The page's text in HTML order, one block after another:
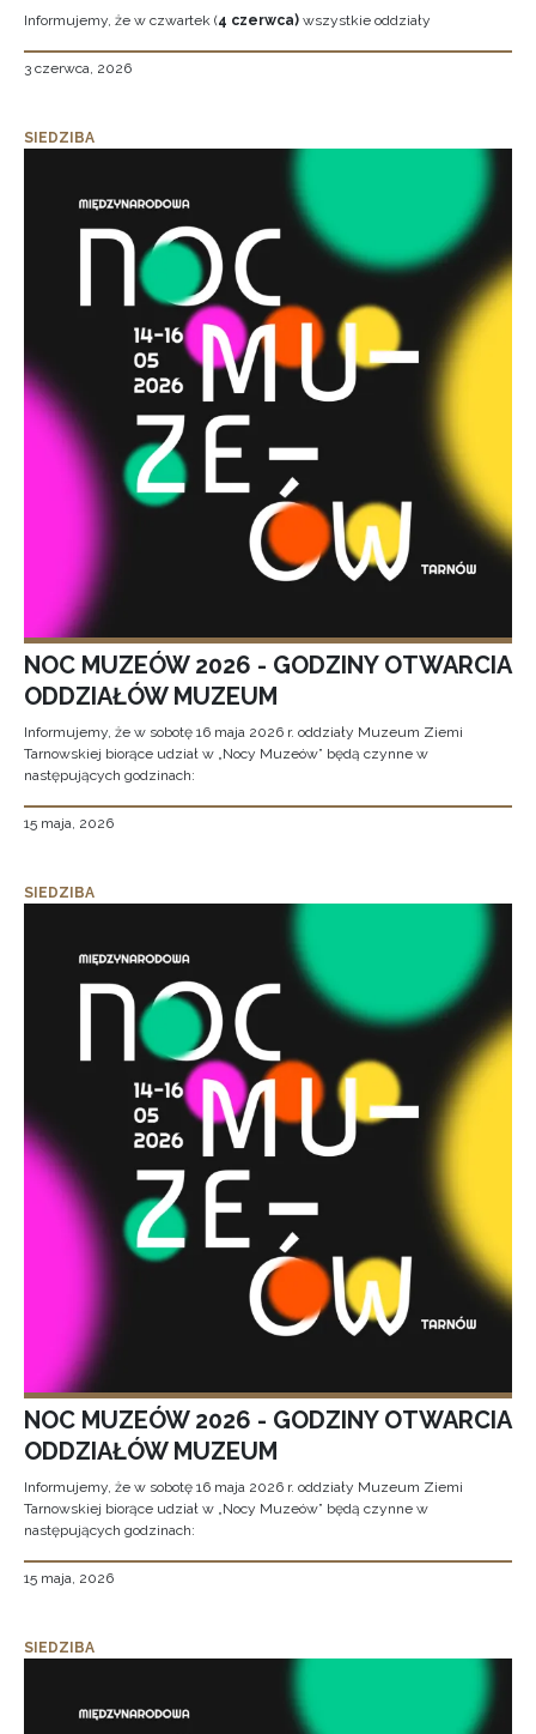
Informujemy, że w czwartek (4 czerwca) wszystkie oddziały
3 czerwca, 2026
SIEDZIBA
NOC MUZEÓW 2026 - GODZINY OTWARCIA
ODDZIAŁÓW MUZEUM
Informujemy, że w sobotę 16 maja 2026 r. oddziały Muzeum Ziemi
Tarnowskiej biorące udział w „Nocy Muzeów” będą czynne w
następujących godzinach:
15 maja, 2026
SIEDZIBA
NOC MUZEÓW 2026 - GODZINY OTWARCIA
ODDZIAŁÓW MUZEUM
Informujemy, że w sobotę 16 maja 2026 r. oddziały Muzeum Ziemi
Tarnowskiej biorące udział w „Nocy Muzeów” będą czynne w
następujących godzinach:
15 maja, 2026
SIEDZIBA